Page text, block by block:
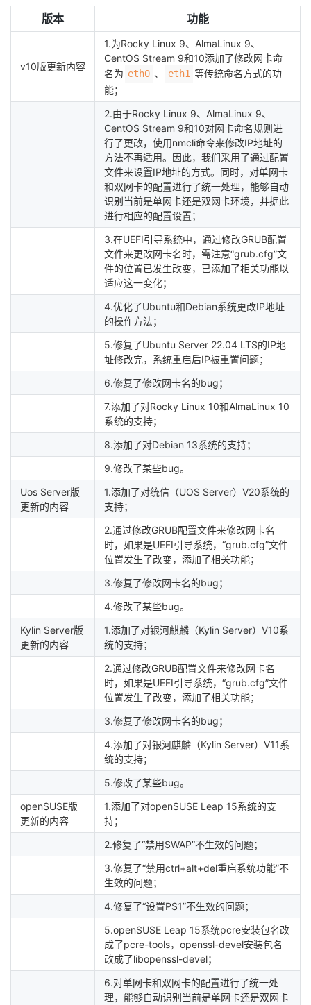
版本 功能
v10版更新内容
1.为Rocky Linux 9、AlmaLinux 9、
CentOS Stream 9和10添加了修改网卡命
名为 eth0 、 eth1 等传统命名方式的功
能；
2.由于Rocky Linux 9、AlmaLinux 9、
CentOS Stream 9和10对网卡命名规则进
行了更改，使用nmcli命令来修改IP地址的
方法不再适用。因此，我们采用了通过配置
文件来设置IP地址的方式。同时，对单网卡
和双网卡的配置进行了统一处理，能够自动
识别当前是单网卡还是双网卡环境，并据此
进行相应的配置设置；
3.在UEFI引导系统中，通过修改GRUB配置
文件来更改网卡名时，需注意“grub.cfg”文
件的位置已发生改变，已添加了相关功能以
适应这一变化；
4.优化了Ubuntu和Debian系统更改IP地址
的操作方法；
5.修复了Ubuntu Server 22.04 LTS的IP地
址修改完，系统重启后IP被重置问题；
6.修复了修改网卡名的bug；
7.添加了对Rocky Linux 10和AlmaLinux 10
系统的支持；
8.添加了对Debian 13系统的支持；
9.修改了某些bug。
Uos Server版
更新的内容
1.添加了对统信（UOS Server）V20系统的
支持；
2.通过修改GRUB配置文件来修改网卡名
时，如果是UEFI引导系统，“grub.cfg”文件
位置发生了改变，添加了相关功能；
3.修复了修改网卡名的bug；
4.修改了某些bug。
Kylin Server版
更新的内容
1.添加了对银河麒麟（Kylin Server）V10系
统的支持；
2.通过修改GRUB配置文件来修改网卡名
时，如果是UEFI引导系统，“grub.cfg”文件
位置发生了改变，添加了相关功能；
3.修复了修改网卡名的bug；
4.添加了对银河麒麟（Kylin Server）V11系
统的支持；
5.修改了某些bug。
openSUSE版
更新的内容
1.添加了对openSUSE Leap 15系统的支
持；
2.修复了“禁用SWAP”不生效的问题；
3.修复了“禁用ctrl+alt+del重启系统功能”不
生效的问题；
4.修复了“设置PS1”不生效的问题；
5.openSUSE Leap 15系统pcre安装包名改
成了pcre-tools，openssl-devel安装包名
改成了libopenssl-devel；
6.对单网卡和双网卡的配置进行了统一处
理，能够自动识别当前是单网卡还是双网卡